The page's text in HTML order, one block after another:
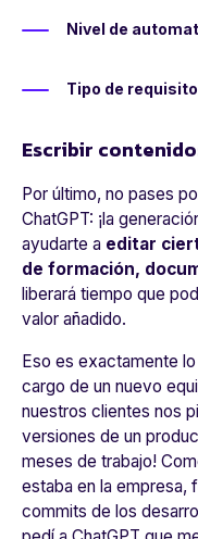
Nivel de
Tipo de
Escribir
Por último, no pases
ChatGPT: ¡la
ayudarte a editar
de formación,
liberará tiempo que
valor añadido.
Eso es exactamente
cargo de un nuevo
nuestros clientes nos
versiones de un
meses de trabajo!
estaba en la empresa,
commits de los